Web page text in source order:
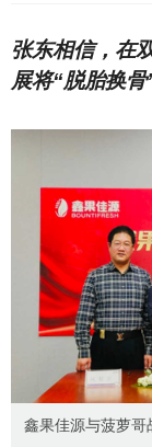
张东相信，在
展将“脱胎换骨”
鑫果佳源与菠萝哥